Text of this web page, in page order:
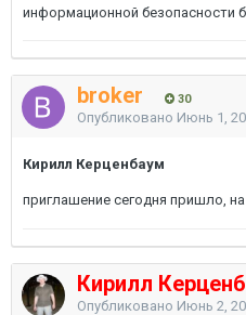
информационной безопасности
broker 30
Опубликовано Июнь 1,
Кирилл Керценбаум
приглашение сегодня пришло,
Кирилл
Опубликовано Июнь 2,